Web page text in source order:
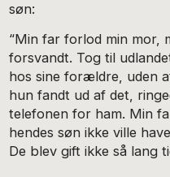
søn:
“Min far forlod min mor,
forsvandt. Tog til
hos sine forældre, uden
hun fandt ud af det,
telefonen for ham. Min
hendes søn ikke ville
De blev gift ikke så lang